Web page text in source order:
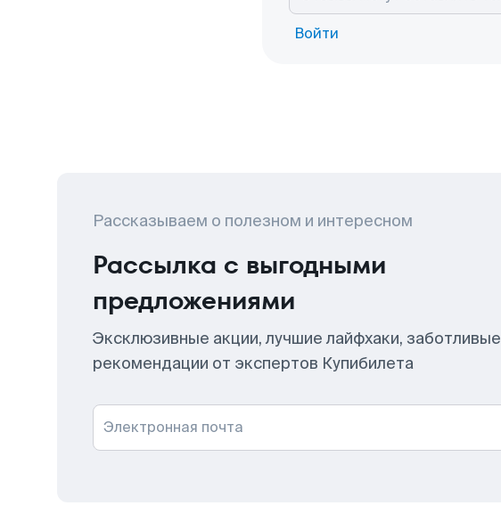
Войти
Рассказываем о полезном и интересном
Рассылка с выгодными
предложениями
Эксклюзивные акции, лучшие лайфхаки, заботливые
рекомендации от экспертов Купибилета
Электронная почта